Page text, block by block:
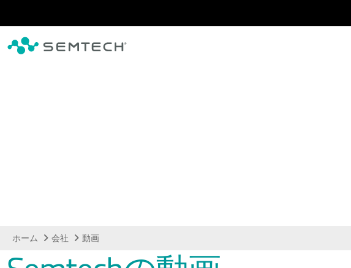
ホーム 会社 動画